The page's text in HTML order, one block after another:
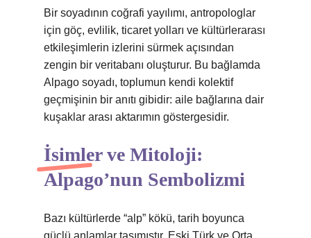
Bir soyadının coğrafi yayılımı, antropologlar
için göç, evlilik, ticaret yolları ve kültürlerarası
etkileşimlerin izlerini sürmek açısından
zengin bir veritabanı oluşturur. Bu bağlamda
Alpago soyadı, toplumun kendi kolektif
geçmişinin bir anıtı gibidir: aile bağlarına dair
kuşaklar arası aktarımın göstergesidir.
İsimler ve Mitoloji:
Alpago’nun Sembolizmi
Bazı kültürlerde “alp” kökü, tarih boyunca
güçlü anlamlar taşımıştır. Eski Türk ve Orta